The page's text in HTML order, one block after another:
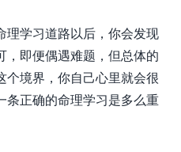
理学习道路以后，你会发现
，即便偶遇难题，但总体的
个境界，你自己心里就会很
条正确的命理学习是多么重